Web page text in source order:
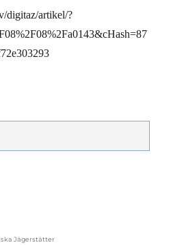
digitaz/artikel/?
Jägerstätter